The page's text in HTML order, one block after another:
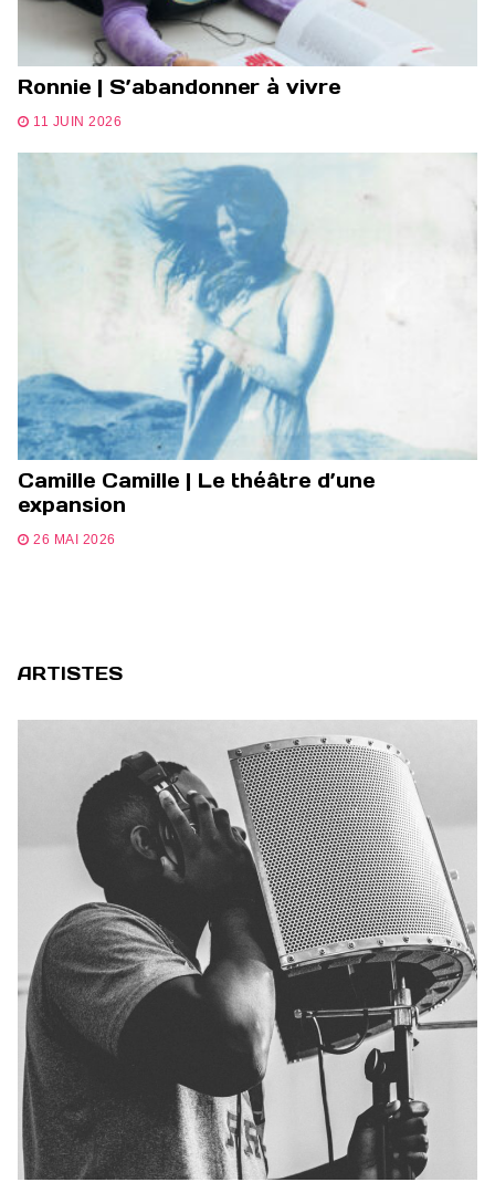
Ronnie | S’abandonner à vivre
11 JUIN 2026
Camille Camille | Le théâtre d’une
expansion
26 MAI 2026
ARTISTES